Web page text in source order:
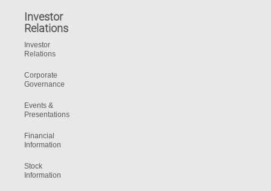
Investor
Relations
Investor
Relations
Corporate
Governance
Events &
Presentations
Financial
Information
Stock
Information